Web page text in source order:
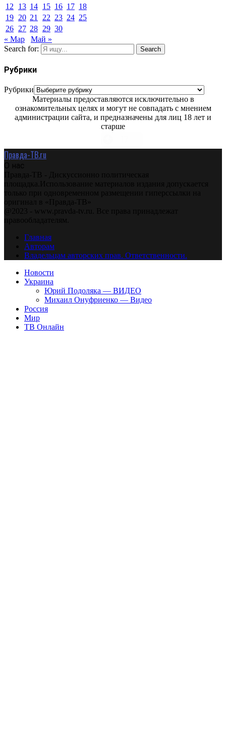
12
13 14 15 16 17 18
19 20 21 22 23 24 25
26 27 28 29 30
« Мар
Май »
Search for:
Search
Рубрики
Рубрики
Материалы предоставляются исключительно в
ознакомительных целях и могут не совпадать с мнением
администрации сайта, и предназначены для лиц 18 лет и
старше
Правда-ТВ.ru
О нас
Правда-ТВ - Дискуссионно политическая
площадка.Использование материалов издания допускается
только при одновременном размещении гиперссылки на
оригинал в «Правда-ТВ»
@2023 - www.pravda-tv.ru. Все права принадлежат
правообладателям.
Главная
Авторам
Владельцам авторских прав. Ответственности.
Новости
Украина
Юрий Подоляка — ВИДЕО
Михаил Онуфриенко — Видео
Россия
Мир
ТВ Онлайн